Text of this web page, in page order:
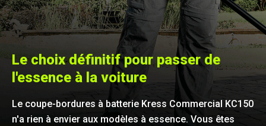
Le choix définitif pour passer de
l'essence à la voiture
Le coupe-bordures à batterie Kress Commercial KC150
n'a rien à envier aux modèles à essence. Vous êtes